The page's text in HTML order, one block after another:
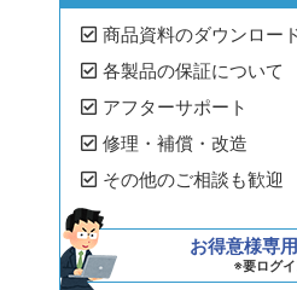
商品資料のダウンロー
各製品の保証について
アフターサポート
修理・補償・改造
その他のご相談も歓迎
お得意様専
※要ログ